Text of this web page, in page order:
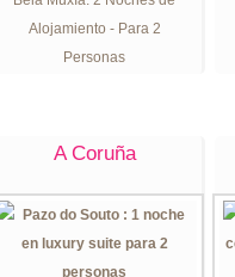
Alojamiento - Para 2
Personas
A Coruña